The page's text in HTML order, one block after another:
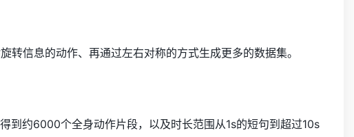
转信息的动作、再通过左右对称的方式生成更多的数据集。
到约6000个全身动作片段，以及时长范围从1s的短句到超过10s